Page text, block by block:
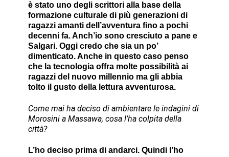
è stato uno degli scrittori alla base della
formazione culturale di più generazioni di
ragazzi amanti dell’avventura fino a pochi
decenni fa. Anch’io sono cresciuto a pane e
Salgari. Oggi credo che sia un po’
dimenticato. Anche in questo caso penso
che la tecnologia offra molte possibilità ai
ragazzi del nuovo millennio ma gli abbia
tolto il gusto della lettura avventurosa.
Come mai ha deciso di ambientare le indagini di
Morosini a Massawa, cosa l’ha colpita della
città?
L’ho deciso prima di andarci. Quindi l’ho